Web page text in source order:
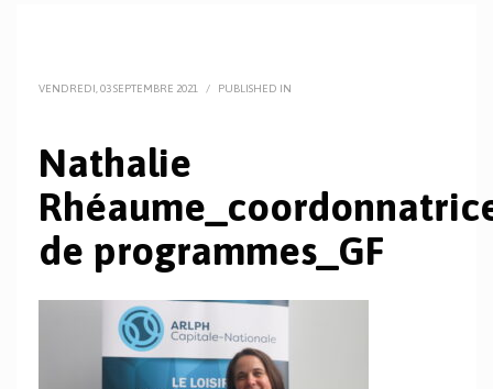
VENDREDI, 03 SEPTEMBRE 2021 / PUBLISHED IN
Nathalie
de programmes_GF